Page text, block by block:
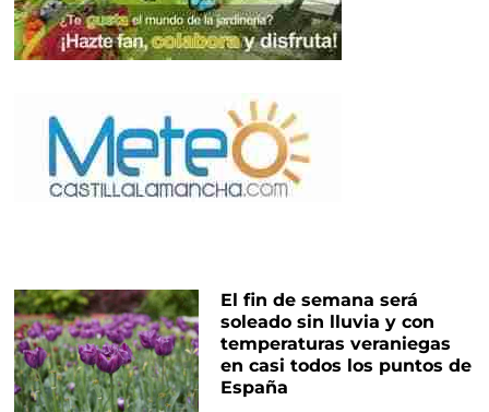
El fin de semana será
soleado sin lluvia y con
temperaturas veraniegas
en casi todos los puntos de
España